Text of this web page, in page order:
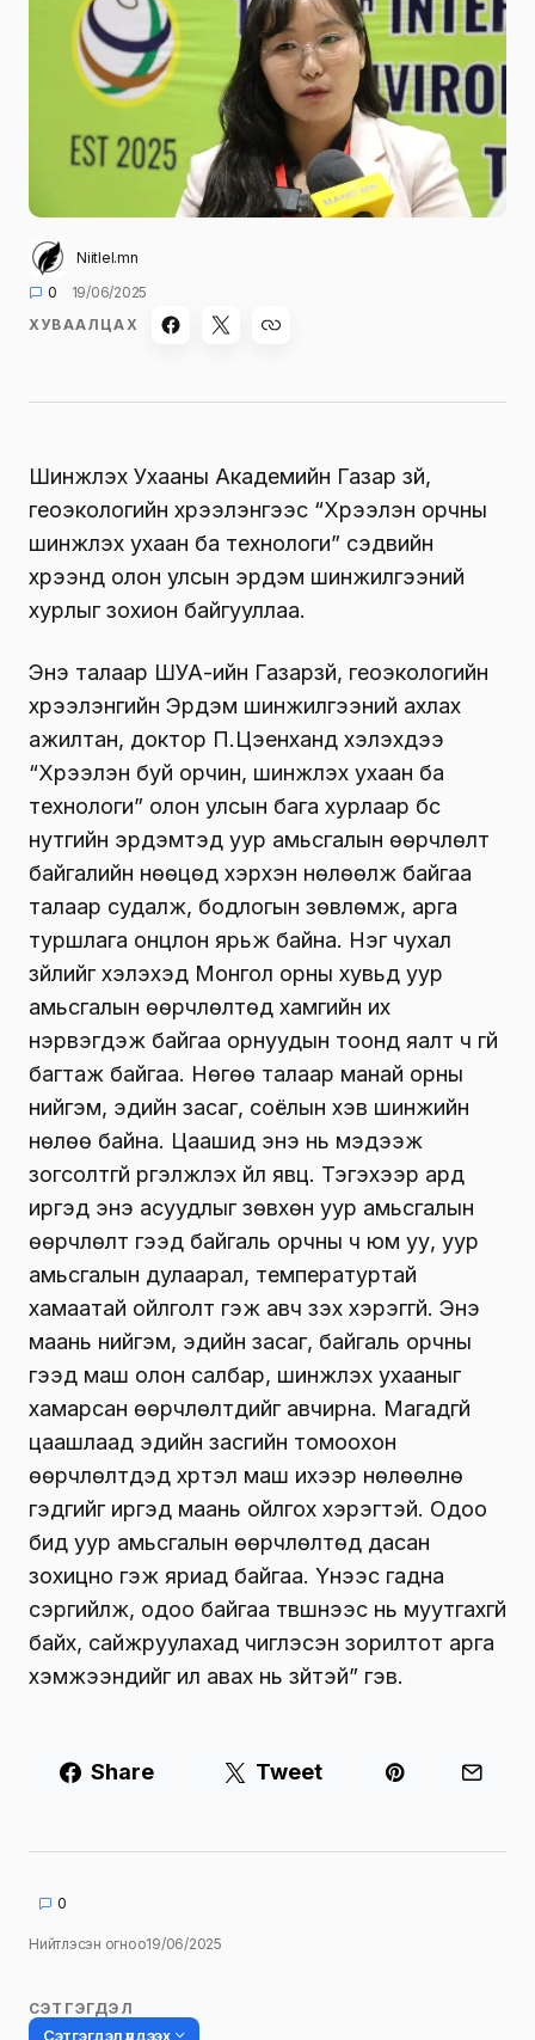
Niitlel.mn
0
19/06/2025
ХУВААЛЦАХ
Шинжлэх Ухааны Академийн Газар зүй,
геоэкологийн хүрээлэнгээс “Хүрээлэн орчны
шинжлэх ухаан ба технологи” сэдвийн
хүрээнд олон улсын эрдэм шинжилгээний
хурлыг зохион байгууллаа.
Энэ талаар ШУА-ийн Газарзүй, геоэкологийн
хүрээлэнгийн Эрдэм шинжилгээний ахлах
ажилтан, доктор П.Цэенханд хэлэхдээ
“Хүрээлэн буй орчин, шинжлэх ухаан ба
технологи” олон улсын бага хурлаар бүс
нутгийн эрдэмтэд уур амьсгалын өөрчлөлт
байгалийн нөөцөд хэрхэн нөлөөлж байгаа
талаар судалж, бодлогын зөвлөмж, арга
туршлага онцлон ярьж байна. Нэг чухал
зүйлийг хэлэхэд Монгол орны хувьд уур
амьсгалын өөрчлөлтөд хамгийн их
нэрвэгдэж байгаа орнуудын тоонд яалт ч үгүй
багтаж байгаа. Нөгөө талаар манай орны
нийгэм, эдийн засаг, соёлын хэв шинжийн
нөлөө байна. Цаашид энэ нь мэдээж
зогсолтгүй үргэлжлэх үйл явц. Тэгэхээр ард
иргэд энэ асуудлыг зөвхөн уур амьсгалын
өөрчлөлт гээд байгаль орчны ч юм уу, уур
амьсгалын дулаарал, температуртай
хамаатай ойлголт гэж авч үзэх хэрэггүй. Энэ
маань нийгэм, эдийн засаг, байгаль орчны
гээд маш олон салбар, шинжлэх ухааныг
хамарсан өөрчлөлтүүдийг авчирна. Магадгүй
цаашлаад эдийн засгийн томоохон
өөрчлөлтүүдэд хүртэл маш ихээр нөлөөлнө
гэдгийг иргэд маань ойлгох хэрэгтэй. Одоо
бид уур амьсгалын өөрчлөлтөд дасан
зохицно гэж яриад байгаа. Үүнээс гадна
сэргийлж, одоо байгаа түвшнээс нь муутгахгүй
байх, сайжруулахад чиглэсэн зорилтот арга
хэмжээнүүдийг илүү авах нь зүйтэй” гэв.
Share Tweet
0
Нийтлэсэн огноо19/06/2025
СЭТГЭГДЭЛ
Сэтгэгдэл үлдээх